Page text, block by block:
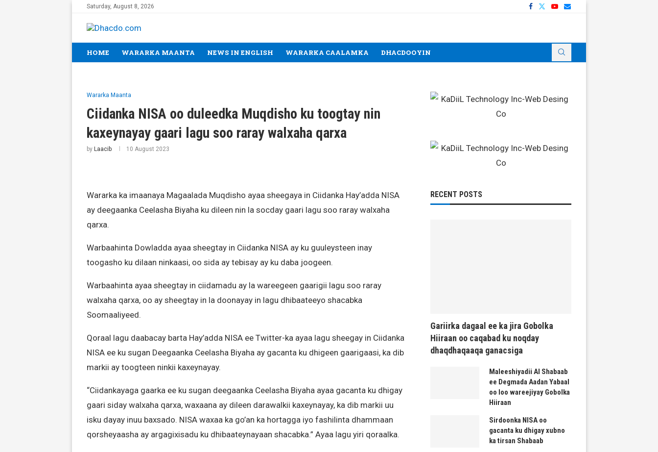
Saturday, August 8, 2026
HOME WARARKA MAANTA NEWS IN ENGLISH WARARKA CAALAMKA DHACDOOYIN
Wararka Maanta
Ciidanka NISA oo duleedka Muqdisho ku toogtay nin
kaxeynayay gaari lagu soo raray walxaha qarxa
by Laacib 10 August 2023
Wararka ka imaanaya Magaalada Muqdisho ayaa sheegaya in Ciidanka Hay’adda NISA
ay deegaanka Ceelasha Biyaha ku dileen nin la socday gaari lagu soo raray walxaha
qarxa.
Warbaahinta Dowladda ayaa sheegtay in Ciidanka NISA ay ku guuleysteen inay
toogasho ku dilaan ninkaasi, oo sida ay tebisay ay ku daba joogeen.
Warbaahinta ayaa sheegtay in ciidamadu ay la wareegeen gaarigii lagu soo raray
walxaha qarxa, oo ay sheegtay in la doonayay in lagu dhibaateeyo shacabka
Soomaaliyeed.
Qoraal lagu daabacay barta Hay’adda NISA ee Twitter-ka ayaa lagu sheegay in Ciidanka
NISA ee ku sugan Deegaanka Ceelasha Biyaha ay gacanta ku dhigeen gaarigaasi, ka dib
markii ay toogteen ninkii kaxeynayay.
“Ciidankayaga gaarka ee ku sugan deegaanka Ceelasha Biyaha ayaa gacanta ku dhigay
gaari siday walxaha qarxa, waxaana ay dileen darawalkii kaxeynayay, ka dib markii uu
isku dayay inuu baxsado. NISA waxaa ka go’an ka hortagga iyo fashilinta dhammaan
qorsheyaasha ay argagixisadu ku dhibaateynayaan shacabka.” Ayaa lagu yiri qoraalka.
RECENT POSTS
Gariirka dagaal ee ka jira Gobolka
Hiiraan oo caqabad ku noqday
dhaqdhaqaaqa ganacsiga
Maleeshiyadii Al Shabaab
ee Degmada Aadan Yabaal
oo loo wareejiyay Gobolka
Hiiraan
Sirdoonka NISA oo
gacanta ku dhigay xubno
ka tirsan Shabaab